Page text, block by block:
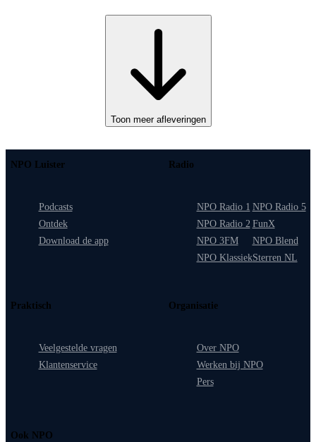
Toon meer afleveringen
NPO Luister
Podcasts
Ontdek
Download de app
Radio
NPO Radio 1
NPO Radio 2
NPO 3FM
NPO Klassiek
NPO Radio 5
FunX
NPO Blend
Sterren NL
Praktisch
Veelgestelde vragen
Klantenservice
Organisatie
Over NPO
Werken bij NPO
Pers
Ook NPO